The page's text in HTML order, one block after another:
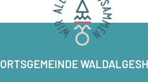
ORTSGEMEINDE